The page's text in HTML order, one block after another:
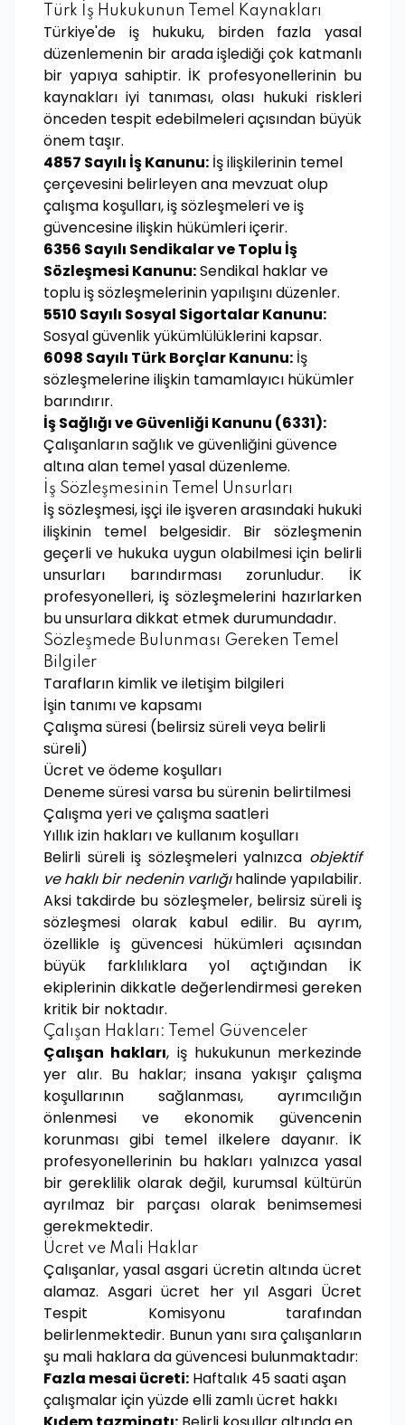
Türk İş Hukukunun Temel Kaynakları
Türkiye'de iş hukuku, birden fazla yasal
düzenlemenin bir arada işlediği çok katmanlı
bir yapıya sahiptir. İK profesyonellerinin bu
kaynakları iyi tanıması, olası hukuki riskleri
önceden tespit edebilmeleri açısından büyük
önem taşır.
4857 Sayılı İş Kanunu: İş ilişkilerinin temel
çerçevesini belirleyen ana mevzuat olup
çalışma koşulları, iş sözleşmeleri ve iş
güvencesine ilişkin hükümleri içerir.
6356 Sayılı Sendikalar ve Toplu İş
Sözleşmesi Kanunu:Sendikal haklar ve
toplu iş sözleşmelerinin yapılışını düzenler.
5510 Sayılı Sosyal Sigortalar Kanunu:
Sosyal güvenlik yükümlülüklerini kapsar.
6098 Sayılı Türk Borçlar Kanunu: İş
sözleşmelerine ilişkin tamamlayıcı hükümler
barındırır.
İş Sağlığı ve Güvenliği Kanunu (6331):
Çalışanların sağlık ve güvenliğini güvence
altına alan temel yasal düzenleme.
İş Sözleşmesinin Temel Unsurları
İş sözleşmesi, işçi ile işveren arasındaki hukuki
ilişkinin temel belgesidir. Bir sözleşmenin
geçerli ve hukuka uygun olabilmesi için belirli
unsurları barındırması zorunludur. İK
profesyonelleri, iş sözleşmelerini hazırlarken
bu unsurlara dikkat etmek durumundadır.
Sözleşmede Bulunması Gereken Temel
Bilgiler
Tarafların kimlik ve iletişim bilgileri
İşin tanımı ve kapsamı
Çalışma süresi (belirsiz süreli veya belirli
süreli)
Ücret ve ödeme koşulları
Deneme süresi varsa bu sürenin belirtilmesi
Çalışma yeri ve çalışma saatleri
Yıllık izin hakları ve kullanım koşulları
Belirli süreli iş sözleşmeleri yalnızca objektif
ve haklı bir nedenin varlığıhalinde yapılabilir.
Aksi takdirde bu sözleşmeler, belirsiz süreli iş
sözleşmesi olarak kabul edilir. Bu ayrım,
özellikle iş güvencesi hükümleri açısından
büyük farklılıklara yol açtığından İK
ekiplerinin dikkatle değerlendirmesi gereken
kritik bir noktadır.
Çalışan Hakları: Temel Güvenceler
Çalışan hakları, iş hukukunun merkezinde
yer alır. Bu haklar; insana yakışır çalışma
koşullarının sağlanması, ayrımcılığın
önlenmesi ve ekonomik güvencenin
korunması gibi temel ilkelere dayanır. İK
profesyonellerinin bu hakları yalnızca yasal
bir gereklilik olarak değil, kurumsal kültürün
ayrılmaz bir parçası olarak benimsemesi
gerekmektedir.
Ücret ve Mali Haklar
Çalışanlar, yasal asgari ücretin altında ücret
alamaz. Asgari ücret her yıl Asgari Ücret
Tespit Komisyonu tarafından
belirlenmektedir. Bunun yanı sıra çalışanların
şu mali haklara da güvencesi bulunmaktadır:
Fazla mesai ücreti: Haftalık 45 saati aşan
çalışmalar için yüzde elli zamlı ücret hakkı